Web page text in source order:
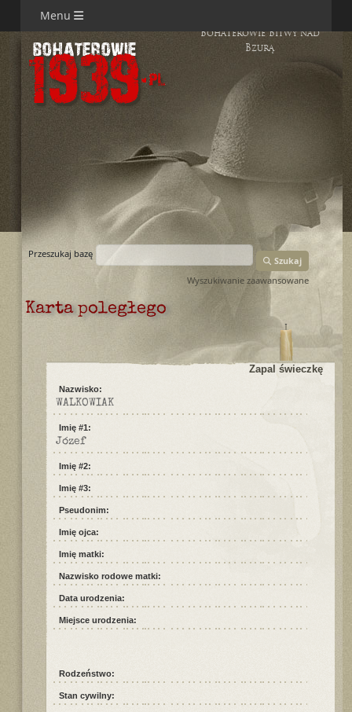
Menu
Bohaterowie Bitwy nad
Bzurą
Przeszukaj bazę
Szukaj
Wyszukiwanie zaawansowane
Karta poległego
Zapal świeczkę
Nazwisko:
WALKOWIAK
Imię #1:
Józef
Imię #2:
Imię #3:
Pseudonim:
Imię ojca:
Imię matki:
Nazwisko rodowe matki:
Data urodzenia:
Miejsce urodzenia:
Rodzeństwo:
Stan cywilny: